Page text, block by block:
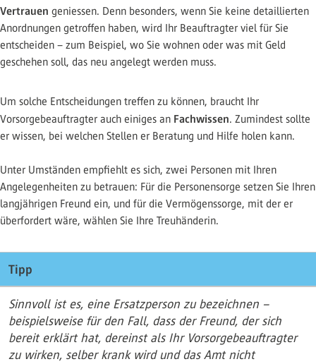
Vertrauen geniessen. Denn besonders, wenn Sie keine detaillierten
Anordnungen getroffen haben, wird Ihr Beauftragter viel für Sie
entscheiden – zum Beispiel, wo Sie wohnen oder was mit Geld
geschehen soll, das neu angelegt werden muss.
Um solche Entscheidungen treffen zu können, braucht Ihr
Vorsorgebeauftragter auch einiges an Fachwissen. Zumindest sollte
er wissen, bei welchen Stellen er Beratung und Hilfe holen kann.
Unter Umständen empfiehlt es sich, zwei Personen mit Ihren
Angelegenheiten zu betrauen: Für die Personensorge setzen Sie Ihren
langjährigen Freund ein, und für die Vermögenssorge, mit der er
überfordert wäre, wählen Sie Ihre Treuhänderin.
Tipp
Sinnvoll ist es, eine Ersatzperson zu bezeichnen –
beispielsweise für den Fall, dass der Freund, der sich
bereit erklärt hat, dereinst als Ihr Vorsorgebeauftragter
zu wirken, selber krank wird und das Amt nicht